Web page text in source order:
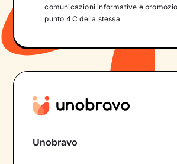
comunicazioni informative e
punto 4.C della stessa
Unobravo